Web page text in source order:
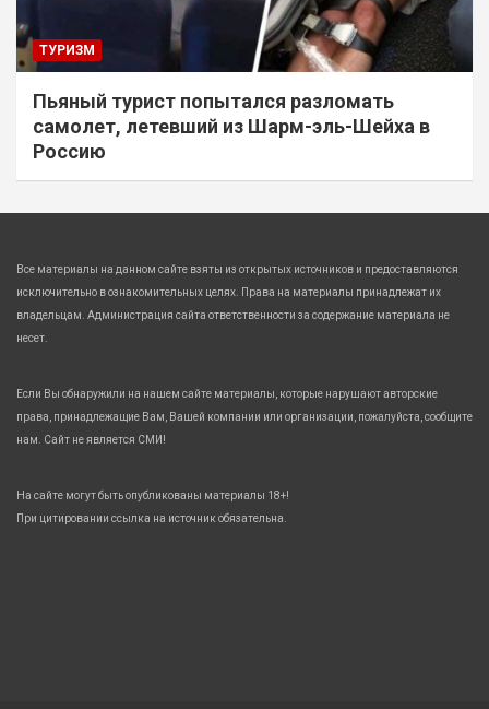
ТУРИЗМ
Пьяный турист попытался разломать
самолет, летевший из Шарм-эль-Шейха в
Россию
Все материалы на данном сайте взяты из открытых источников и предоставляются
исключительно в ознакомительных целях. Права на материалы принадлежат их
владельцам. Администрация сайта ответственности за содержание материала не
несет.
Если Вы обнаружили на нашем сайте материалы, которые нарушают авторские
права, принадлежащие Вам, Вашей компании или организации, пожалуйста, сообщите
нам. Сайт не является СМИ!
На сайте могут быть опубликованы материалы 18+!
При цитировании ссылка на источник обязательна.